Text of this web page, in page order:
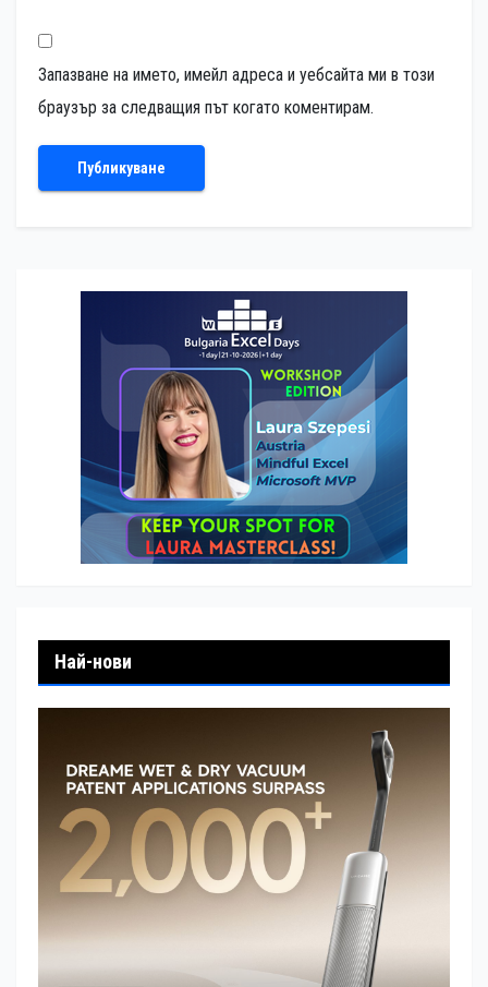
Запазване на името, имейл адреса и уебсайта ми в този
браузър за следващия път когато коментирам.
Най-нови